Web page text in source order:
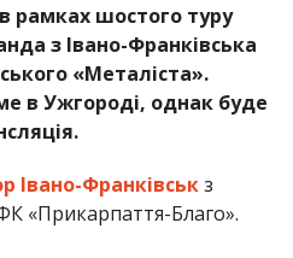
рамках шостого туру
з Івано-Франківська
«Металіста».
в Ужгороді, однак буде
Івано-Франківськз
«Прикарпаття-Благо».